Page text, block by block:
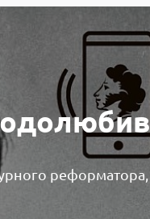
реформатора,